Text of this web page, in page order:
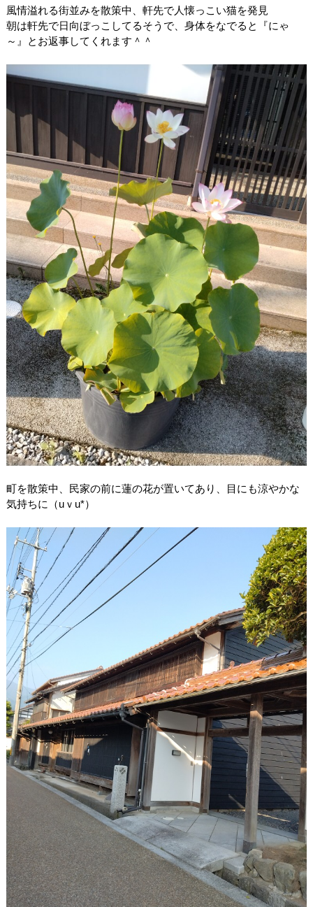
風情溢れる街並みを散策中、軒先で人懐っこい猫を発見
朝は軒先で日向ぼっこしてるそうで、身体をなでると『にゃ
～』とお返事してくれます＾＾
町を散策中、民家の前に蓮の花が置いてあり、目にも涼やかな
気持ちに（uｖu*）